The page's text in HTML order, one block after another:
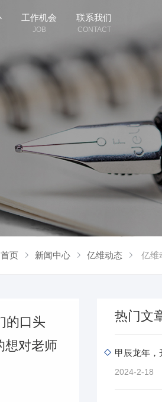
工作机会
JOB
联系我们
CONTACT
首页 新闻中心 亿维动态 亿维
的口头
想对老师
热门文
甲辰龙年，
2024-2-18